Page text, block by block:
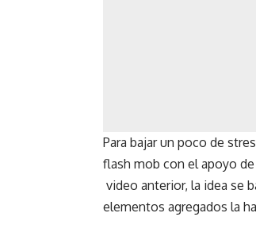
Para bajar un poco de
flash mob con el apoyo
video anterior, la idea se
elementos agregados la